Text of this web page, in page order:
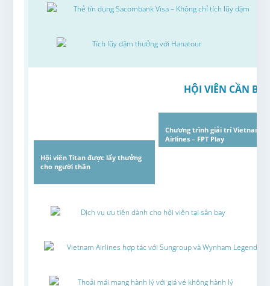
Thẻ tín dụng Sacombank Visa – Không chỉ tích lũy dặm
Tích lũy dặm thưởng với Hanatour
HỘI VIÊN CẦN
Hội viên Titan được lấy thưởng
cho người thân
Chương trình giải trí Vietnam
Airlines – FPT Play
Dịch vụ ưu tiên dành cho hội viên tại sân bay
Vietnam Airlines hợp tác với Sungroup và Wynham Legend Hạ
Thoải mái mang hành lý với giá vé không hành lý